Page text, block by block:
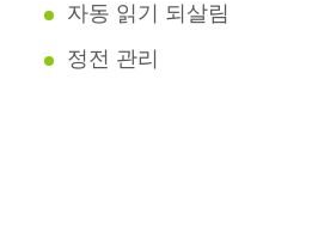
자동 읽기 되살림
정전 관리